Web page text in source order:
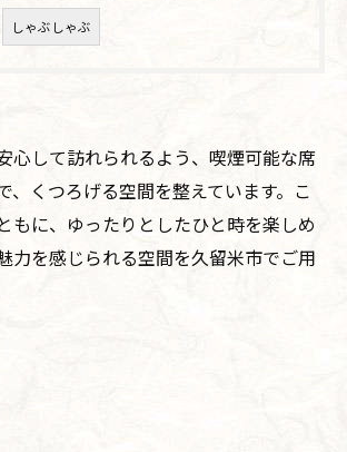
しゃぶしゃぶ
心して訪れられるよう、喫煙可能な席
、くつろげる空間を整えています。こ
もに、ゆったりとしたひと時を楽しめ
力を感じられる空間を久留米市でご用